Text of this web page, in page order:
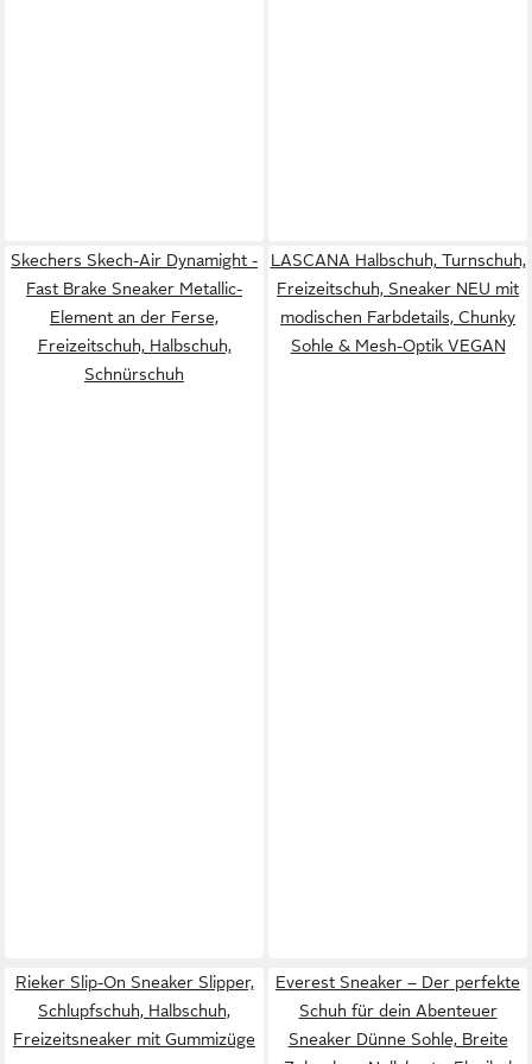
Skechers Skech-Air Dynamight -
Fast Brake Sneaker Metallic-
Element an der Ferse,
Freizeitschuh, Halbschuh,
Schnürschuh
LASCANA Halbschuh, Turnschuh,
Freizeitschuh, Sneaker NEU mit
modischen Farbdetails, Chunky
Sohle & Mesh-Optik VEGAN
Rieker Slip-On Sneaker Slipper,
Schlupfschuh, Halbschuh,
Freizeitsneaker mit Gummizüge
Everest Sneaker – Der perfekte
Schuh für dein Abenteuer
Sneaker Dünne Sohle, Breite